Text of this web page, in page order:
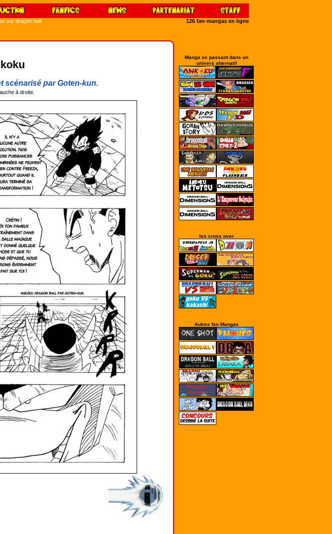
sur dragon ball 126 fan-mangas en ligne
Manga se passant dans un
univers alternatif
les cross over
Autres fan Mangas
scénarisé par Goten-kun.
à droite.